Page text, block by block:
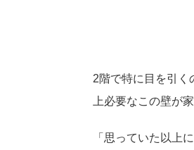
2階で特に目を引く
上必要なこの壁が
「思っていた以上